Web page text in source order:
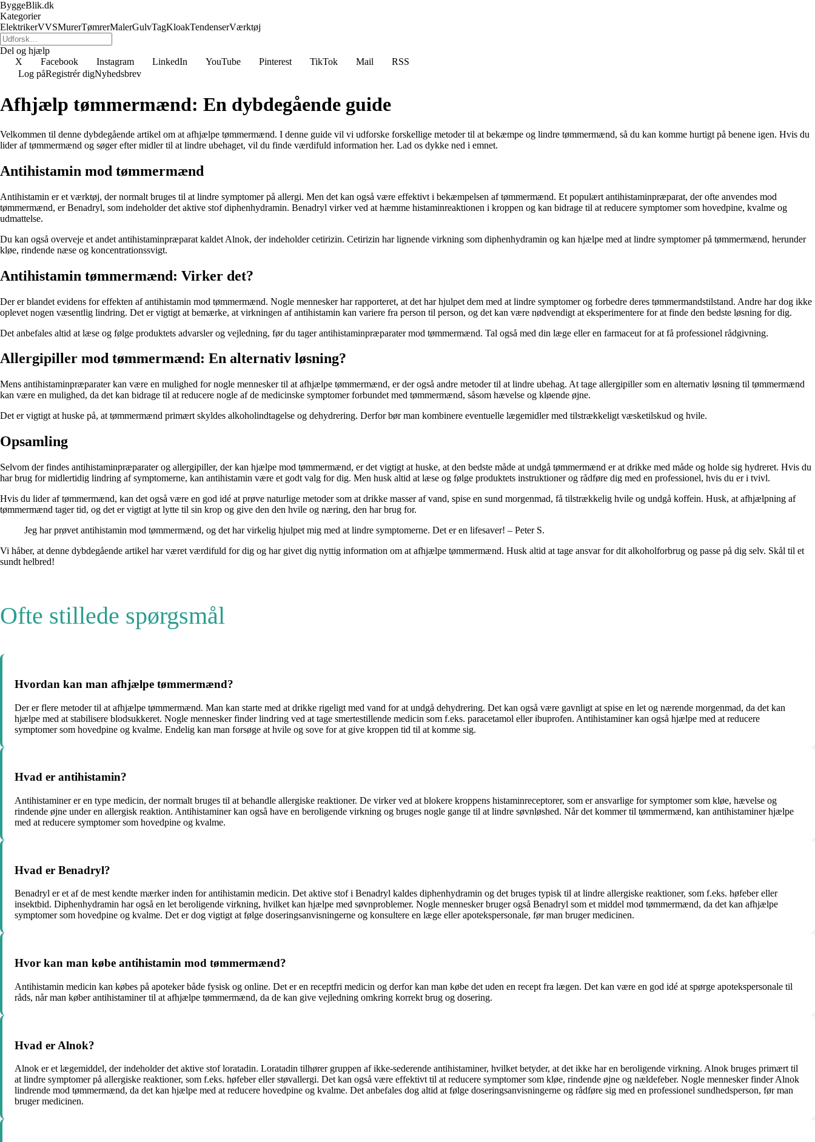
ByggeBlik.dk
Kategorier
ElektrikerVVSMurerTømrerMalerGulvTagKloakTendenserVærktøj
Del og hjælp
X
Facebook Instagram LinkedIn YouTube Pinterest TikTok Mail
RSS
Log påRegistrér digNyhedsbrev
Afhjælp tømmermænd: En dybdegående guide
Velkommen til denne dybdegående artikel om at afhjælpe tømmermænd. I denne guide vil vi udforske forskellige metoder til at bekæmpe og lindre tømmermænd, så du kan komme hurtigt på benene igen. Hvis du
lider af tømmermænd og søger efter midler til at lindre ubehaget, vil du finde værdifuld information her. Lad os dykke ned i emnet.
Antihistamin mod tømmermænd
Antihistamin er et værktøj, der normalt bruges til at lindre symptomer på allergi. Men det kan også være effektivt i bekæmpelsen af tømmermænd. Et populært antihistaminpræparat, der ofte anvendes mod
tømmermænd, er Benadryl, som indeholder det aktive stof diphenhydramin. Benadryl virker ved at hæmme histaminreaktionen i kroppen og kan bidrage til at reducere symptomer som hovedpine, kvalme og
udmattelse.
Du kan også overveje et andet antihistaminpræparat kaldet Alnok, der indeholder cetirizin. Cetirizin har lignende virkning som diphenhydramin og kan hjælpe med at lindre symptomer på tømmermænd, herunder
kløe, rindende næse og koncentrationssvigt.
Antihistamin tømmermænd: Virker det?
Der er blandet evidens for effekten af antihistamin mod tømmermænd. Nogle mennesker har rapporteret, at det har hjulpet dem med at lindre symptomer og forbedre deres tømmermandstilstand. Andre har dog ikke
oplevet nogen væsentlig lindring. Det er vigtigt at bemærke, at virkningen af antihistamin kan variere fra person til person, og det kan være nødvendigt at eksperimentere for at finde den bedste løsning for dig.
Det anbefales altid at læse og følge produktets advarsler og vejledning, før du tager antihistaminpræparater mod tømmermænd. Tal også med din læge eller en farmaceut for at få professionel rådgivning.
Allergipiller mod tømmermænd: En alternativ løsning?
Mens antihistaminpræparater kan være en mulighed for nogle mennesker til at afhjælpe tømmermænd, er der også andre metoder til at lindre ubehag. At tage allergipiller som en alternativ løsning til tømmermænd
kan være en mulighed, da det kan bidrage til at reducere nogle af de medicinske symptomer forbundet med tømmermænd, såsom hævelse og kløende øjne.
Det er vigtigt at huske på, at tømmermænd primært skyldes alkoholindtagelse og dehydrering. Derfor bør man kombinere eventuelle lægemidler med tilstrækkeligt væsketilskud og hvile.
Opsamling
Selvom der findes antihistaminpræparater og allergipiller, der kan hjælpe mod tømmermænd, er det vigtigt at huske, at den bedste måde at undgå tømmermænd er at drikke med måde og holde sig hydreret. Hvis du
har brug for midlertidig lindring af symptomerne, kan antihistamin være et godt valg for dig. Men husk altid at læse og følge produktets instruktioner og rådføre dig med en professionel, hvis du er i tvivl.
Hvis du lider af tømmermænd, kan det også være en god idé at prøve naturlige metoder som at drikke masser af vand, spise en sund morgenmad, få tilstrækkelig hvile og undgå koffein. Husk, at afhjælpning af
tømmermænd tager tid, og det er vigtigt at lytte til sin krop og give den den hvile og næring, den har brug for.
Jeg har prøvet antihistamin mod tømmermænd, og det har virkelig hjulpet mig med at lindre symptomerne. Det er en lifesaver! – Peter S.
Vi håber, at denne dybdegående artikel har været værdifuld for dig og har givet dig nyttig information om at afhjælpe tømmermænd. Husk altid at tage ansvar for dit alkoholforbrug og passe på dig selv. Skål til et
sundt helbred!
Ofte stillede spørgsmål
Hvordan kan man afhjælpe tømmermænd?
Der er flere metoder til at afhjælpe tømmermænd. Man kan starte med at drikke rigeligt med vand for at undgå dehydrering. Det kan også være gavnligt at spise en let og nærende morgenmad, da det kan
hjælpe med at stabilisere blodsukkeret. Nogle mennesker finder lindring ved at tage smertestillende medicin som f.eks. paracetamol eller ibuprofen. Antihistaminer kan også hjælpe med at reducere
symptomer som hovedpine og kvalme. Endelig kan man forsøge at hvile og sove for at give kroppen tid til at komme sig.
Hvad er antihistamin?
Antihistaminer er en type medicin, der normalt bruges til at behandle allergiske reaktioner. De virker ved at blokere kroppens histaminreceptorer, som er ansvarlige for symptomer som kløe, hævelse og
rindende øjne under en allergisk reaktion. Antihistaminer kan også have en beroligende virkning og bruges nogle gange til at lindre søvnløshed. Når det kommer til tømmermænd, kan antihistaminer hjælpe
med at reducere symptomer som hovedpine og kvalme.
Hvad er Benadryl?
Benadryl er et af de mest kendte mærker inden for antihistamin medicin. Det aktive stof i Benadryl kaldes diphenhydramin og det bruges typisk til at lindre allergiske reaktioner, som f.eks. høfeber eller
insektbid. Diphenhydramin har også en let beroligende virkning, hvilket kan hjælpe med søvnproblemer. Nogle mennesker bruger også Benadryl som et middel mod tømmermænd, da det kan afhjælpe
symptomer som hovedpine og kvalme. Det er dog vigtigt at følge doseringsanvisningerne og konsultere en læge eller apotekspersonale, før man bruger medicinen.
Hvor kan man købe antihistamin mod tømmermænd?
Antihistamin medicin kan købes på apoteker både fysisk og online. Det er en receptfri medicin og derfor kan man købe det uden en recept fra lægen. Det kan være en god idé at spørge apotekspersonale til
råds, når man køber antihistaminer til at afhjælpe tømmermænd, da de kan give vejledning omkring korrekt brug og dosering.
Hvad er Alnok?
Alnok er et lægemiddel, der indeholder det aktive stof loratadin. Loratadin tilhører gruppen af ikke-sederende antihistaminer, hvilket betyder, at det ikke har en beroligende virkning. Alnok bruges primært til
at lindre symptomer på allergiske reaktioner, som f.eks. høfeber eller støvallergi. Det kan også være effektivt til at reducere symptomer som kløe, rindende øjne og nældefeber. Nogle mennesker finder Alnok
lindrende mod tømmermænd, da det kan hjælpe med at reducere hovedpine og kvalme. Det anbefales dog altid at følge doseringsanvisningerne og rådføre sig med en professionel sundhedsperson, før man
bruger medicinen.